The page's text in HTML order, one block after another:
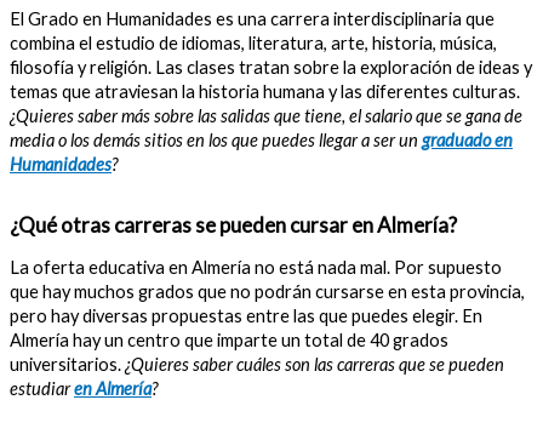
El Grado en Humanidades es una carrera interdisciplinaria que
combina el estudio de idiomas, literatura, arte, historia, música,
filosofía y religión. Las clases tratan sobre la exploración de ideas y
temas que atraviesan la historia humana y las diferentes culturas.
¿Quieres saber más sobre las salidas que tiene, el salario que se gana de
media o los demás sitios en los que puedes llegar a ser un graduado en
Humanidades?
¿Qué otras carreras se pueden cursar en Almería?
La oferta educativa en Almería no está nada mal. Por supuesto
que hay muchos grados que no podrán cursarse en esta provincia,
pero hay diversas propuestas entre las que puedes elegir. En
Almería hay un centro que imparte un total de 40 grados
universitarios.¿Quieres saber cuáles son las carreras que se pueden
estudiaren Almería?